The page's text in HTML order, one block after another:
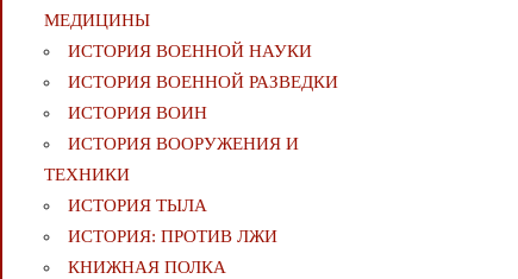
МЕДИЦИНЫ
ИСТОРИЯ ВОЕННОЙ НАУКИ
ИСТОРИЯ ВОЕННОЙ РАЗВЕДКИ
ИСТОРИЯ ВОИН
ИСТОРИЯ ВООРУЖЕНИЯ И
ТЕХНИКИ
ИСТОРИЯ ТЫЛА
ИСТОРИЯ: ПРОТИВ ЛЖИ
КНИЖНАЯ ПОЛКА